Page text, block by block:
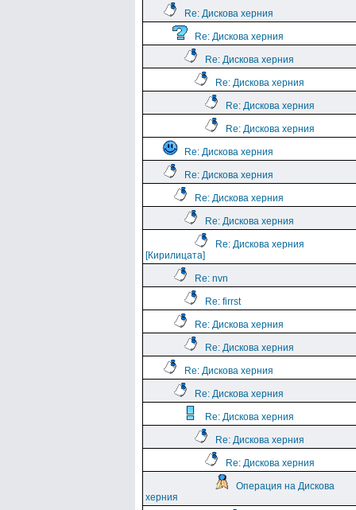
Re: Дискова херния
Re: Дискова херния
Re: Дискова херния
Re: Дискова херния
Re: Дискова херния
Re: Дискова херния
Re: Дискова херния
Re: Дискова херния
Re: Дискова херния
Re: Дискова херния
Re: Дискова херния
[Кирилицата]
Re: nvn
Re: firrst
Re: Дискова херния
Re: Дискова херния
Re: Дискова херния
Re: Дискова херния
Re: Дискова херния
Re: Дискова херния
Re: Дискова херния
Операция на Дискова
херния